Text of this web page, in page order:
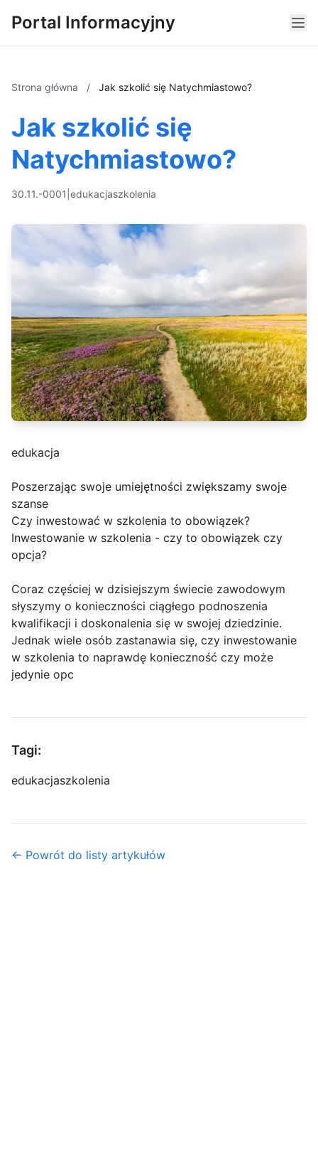
Portal Informacyjny
Strona główna / Jak szkolić się Natychmiastowo?
Jak szkolić się
Natychmiastowo?
30.11.-0001 edukacjaszkolenia
edukacja
Poszerzając swoje umiejętności zwiększamy swoje
szanse
Czy inwestować w szkolenia to obowiązek?
Inwestowanie w szkolenia - czy to obowiązek czy
opcja?
Coraz częściej w dzisiejszym świecie zawodowym
słyszymy o konieczności ciągłego podnoszenia
kwalifikacji i doskonalenia się w swojej dziedzinie.
Jednak wiele osób zastanawia się, czy inwestowanie
w szkolenia to naprawdę konieczność czy może
jedynie opc
Tagi:
edukacjaszkolenia
← Powrót do listy artykułów